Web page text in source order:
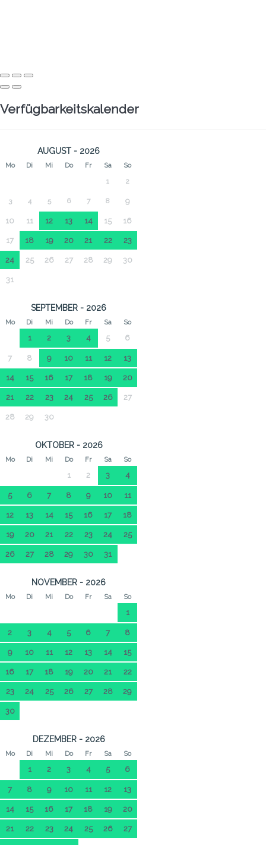
Verfügbarkeitskalender
AUGUST - 2026
Mo Di Mi Do Fr Sa So
1 2
3 4 5 6 7 8 9
10 11 12 13 14 15 16
17 18 19 20 21 22 23
24 25 26 27 28 29 30
31
SEPTEMBER - 2026
Mo Di Mi Do Fr Sa So
1 2 3 4 5 6
7 8 9 10 11 12 13
14 15 16 17 18 19 20
21 22 23 24 25 26 27
28 29 30
OKTOBER - 2026
Mo Di Mi Do Fr Sa So
1 2 3 4
5 6 7 8 9 10 11
12 13 14 15 16 17 18
19 20 21 22 23 24 25
26 27 28 29 30 31
NOVEMBER - 2026
Mo Di Mi Do Fr Sa So
1
2 3 4 5 6 7 8
9 10 11 12 13 14 15
16 17 18 19 20 21 22
23 24 25 26 27 28 29
30
DEZEMBER - 2026
Mo Di Mi Do Fr Sa So
1 2 3 4 5 6
7 8 9 10 11 12 13
14 15 16 17 18 19 20
21 22 23 24 25 26 27